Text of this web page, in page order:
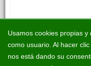
Usamos cookies propias
como usuario. Al hacer
nos está dando su